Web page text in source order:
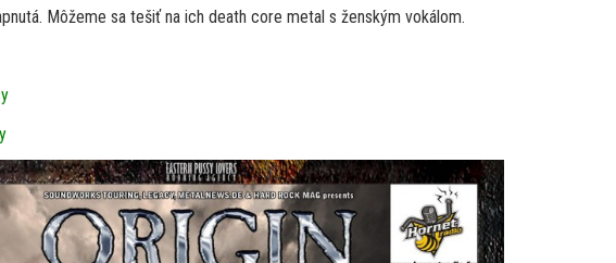
Môžeme sa tešiť na ich death core metal s ženským vokálom.